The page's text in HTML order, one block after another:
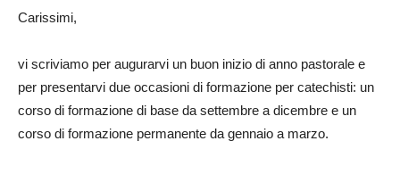
Carissimi,
vi scriviamo per augurarvi un buon inizio di anno pastorale e
per presentarvi due occasioni di formazione per catechisti: un
corso di formazione di base da settembre a dicembre e un
corso di formazione permanente da gennaio a marzo.